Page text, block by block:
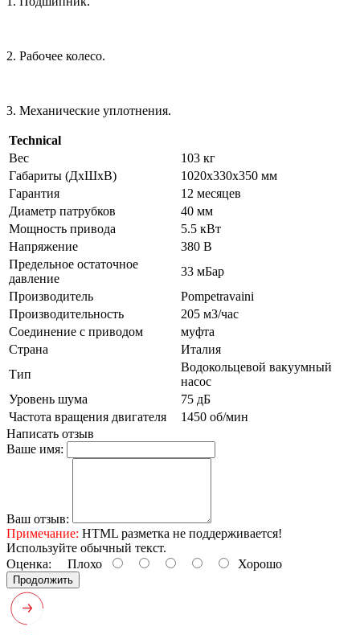
2. Рабочее колесо.
3. Механические уплотнения.
Technical
Вес
103 кг
Габариты (ДхШхВ)
1020х330х350 мм
Гарантия
12 месяцев
Диаметр патрубков
40 мм
Мощность привода
5.5 кВт
Напряжение
380 В
Предельное остаточное
давление
33 мБар
Производитель
Pompetravaini
Производительность
205 м3/час
Соединение с приводом
муфта
Страна
Италия
Тип
Водокольцевой вакуумный
насос
Уровень шума
75 дБ
Частота вращения двигателя
1450 об/мин
Написать отзыв
Ваше имя:
Ваш отзыв:
Примечание: HTML разметка не поддерживается!
Используйте обычный текст.
Оценка: Плохо Хорошо
Продолжить